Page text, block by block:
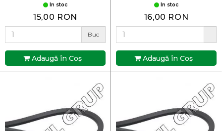
In stoc
15,00 RON
Buc
Adaugă în Coş
In stoc
16,00 RON
Adaugă în Coş